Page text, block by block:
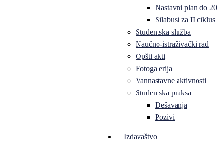
Nastavni plan do
Silabusi za II
Studentska služba
Naučno-istraživački rad
Opšti akti
Fotogalerija
Vannastavne aktivnosti
Studentska praksa
Dešavanja
Pozivi
Izdavaštvo